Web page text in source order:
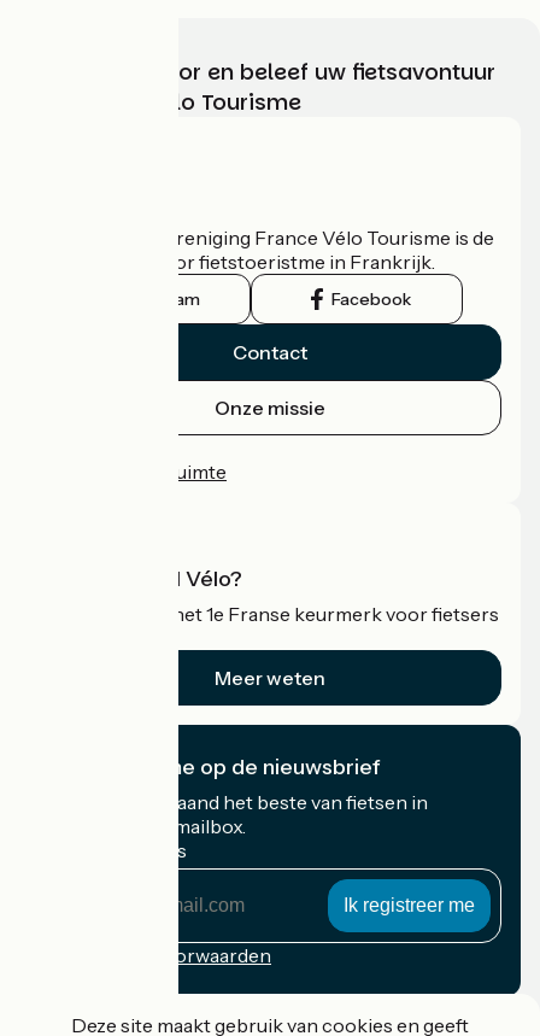
Kies, bereid voor en beleef uw fietsavontuur
met France Vélo Tourisme
De nationale vereniging France Vélo Tourisme is de
officiële gids voor fietstoeristme in Frankrijk.
Instagram Facebook
Contact
Onze missie
Professionele ruimte
Wat is Accueil Vélo?
Accueil Vélo is het 1e Franse keurmerk voor fietsers
Meer weten
Ik abonneer me op de nieuwsbrief
Ontvang elke maand het beste van fietsen in
Frankrijk in uw mailbox.
Mijn e-mailadres
Inschrijvingsvoorwaarden
Deze site maakt gebruik van cookies en geeft